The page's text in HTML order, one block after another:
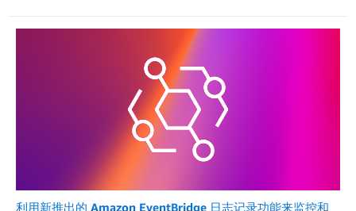
利用新推出的 Amazon EventBridge 日志记录功能来监控和